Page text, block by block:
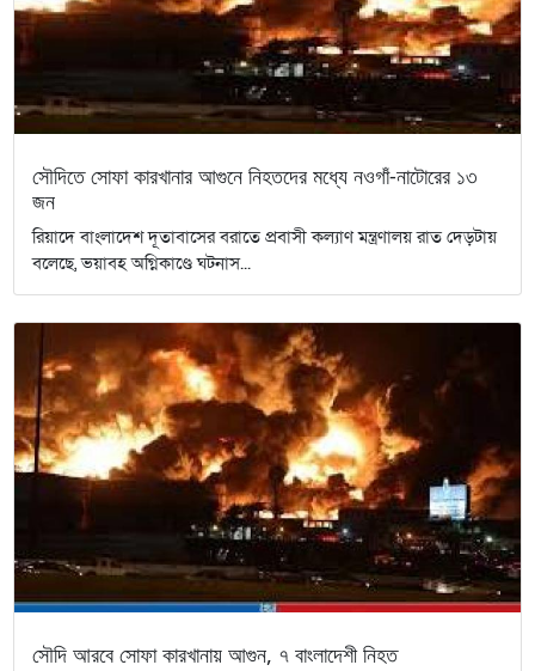
সৌদিতে সোফা কারখানার আগুনে নিহতদের মধ্যে নওগাঁ-নাটোরের ১৩
জন
রিয়াদে বাংলাদেশ দূতাবাসের বরাতে প্রবাসী কল্যাণ মন্ত্রণালয় রাত দেড়টায়
বলেছে, ভয়াবহ অগ্নিকাণ্ডে ঘটনাস...
সৌদি আরবে সোফা কারখানায় আগুন, ৭ বাংলাদেশী নিহত